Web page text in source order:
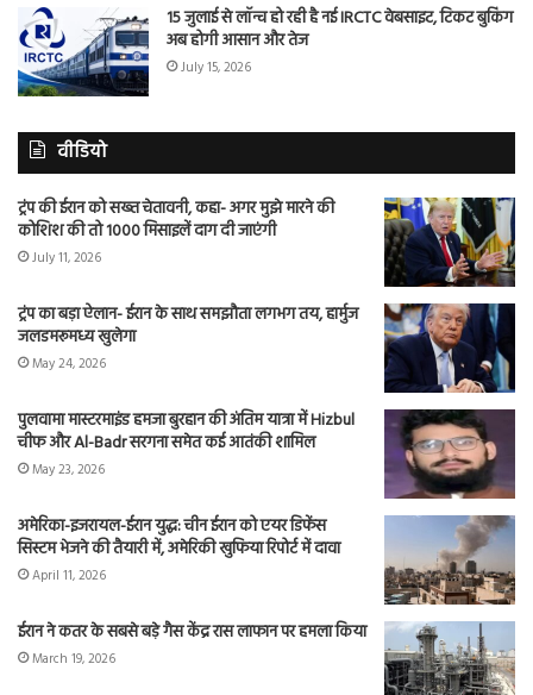
15 जुलाई से लॉन्च हो रही है नई IRCTC वेबसाइट, टिकट बुकिंग
अब होगी आसान और तेज
July 15, 2026
वीडियो
ट्रंप की ईरान को सख्त चेतावनी, कहा- अगर मुझे मारने की
कोशिश की तो 1000 मिसाइलें दाग दी जाएंगी
July 11, 2026
ट्रंप का बड़ा ऐलान- ईरान के साथ समझौता लगभग तय, हार्मुज
जलडमरूमध्य खुलेगा
May 24, 2026
पुलवामा मास्टरमाइंड हमजा बुरहान की अंतिम यात्रा में Hizbul
चीफ और Al-Badr सरगना समेत कई आतंकी शामिल
May 23, 2026
अमेरिका-इजरायल-ईरान युद्ध: चीन ईरान को एयर डिफेंस
सिस्टम भेजने की तैयारी में, अमेरिकी खुफिया रिपोर्ट में दावा
April 11, 2026
ईरान ने कतर के सबसे बड़े गैस केंद्र रास लाफान पर हमला किया
March 19, 2026